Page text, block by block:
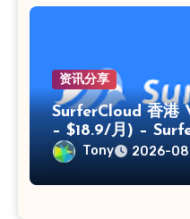
资讯分享
SurferCloud 香港
– $18.9/月) –
Tony 2026-